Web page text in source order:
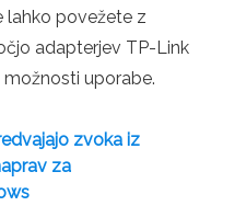
lahko povežete z
adapterjev TP-Link
možnosti uporabe.
zvoka iz
za